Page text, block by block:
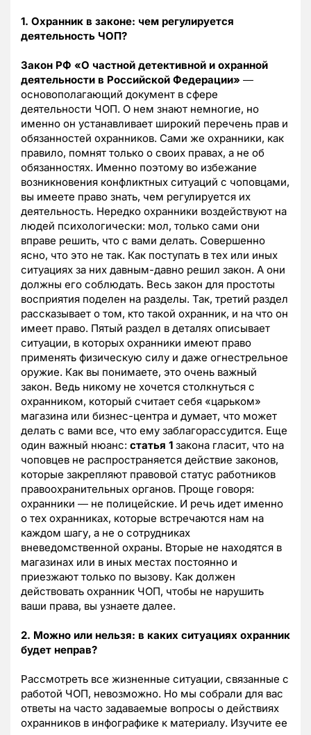
1. Охранник в законе: чем регулируется
деятельность ЧОП?
Закон РФ «О частной детективной и охранной
деятельности в Российской Федерации» ―
основополагающий документ в сфере
деятельности ЧОП. О нем знают немногие, но
именно он устанавливает широкий перечень прав и
обязанностей охранников. Сами же охранники, как
правило, помнят только о своих правах, а не об
обязанностях. Именно поэтому во избежание
возникновения конфликтных ситуаций с чоповцами,
вы имеете право знать, чем регулируется их
деятельность. Нередко охранники воздействуют на
людей психологически: мол, только сами они
вправе решить, что с вами делать. Совершенно
ясно, что это не так. Как поступать в тех или иных
ситуациях за них давным-давно решил закон. А они
должны его соблюдать. Весь закон для простоты
восприятия поделен на разделы. Так, третий раздел
рассказывает о том, кто такой охранник, и на что он
имеет право. Пятый раздел в деталях описывает
ситуации, в которых охранники имеют право
применять физическую силу и даже огнестрельное
оружие. Как вы понимаете, это очень важный
закон. Ведь никому не хочется столкнуться с
охранником, который считает себя «царьком»
магазина или бизнес-центра и думает, что может
делать с вами все, что ему заблагорассудится. Еще
один важный нюанс: статья 1 закона гласит, что на
чоповцев не распространяется действие законов,
которые закрепляют правовой статус работников
правоохранительных органов. Проще говоря:
охранники ― не полицейские. И речь идет именно
о тех охранниках, которые встречаются нам на
каждом шагу, а не о сотрудниках
вневедомственной охраны. Вторые не находятся в
магазинах или в иных местах постоянно и
приезжают только по вызову. Как должен
действовать охранник ЧОП, чтобы не нарушить
ваши права, вы узнаете далее.
2. Можно или нельзя: в каких ситуациях охранник
будет неправ?
Рассмотреть все жизненные ситуации, связанные с
работой ЧОП, невозможно. Но мы собрали для вас
ответы на часто задаваемые вопросы о действиях
охранников в инфографике к материалу. Изучите ее